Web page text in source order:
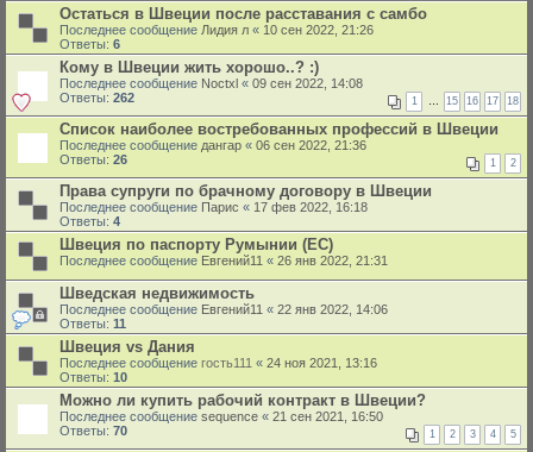
Остаться в Швеции после расставания с самбо
Последнее сообщение Лидия л « 10 сен 2022, 21:26
Ответы: 6
Кому в Швеции жить хорошо..? :)
Последнее сообщение Noctxl « 09 сен 2022, 14:08
Ответы: 262 1 … 15 16 17 18
Список наиболее востребованных профессий в Швеции
Последнее сообщение дангар « 06 сен 2022, 21:36
Ответы: 26 1 2
Права супруги по брачному договору в Швеции
Последнее сообщение Парис « 17 фев 2022, 16:18
Ответы: 4
Швеция по паспорту Румынии (ЕС)
Последнее сообщение Евгений11 « 26 янв 2022, 21:31
Шведская недвижимость
Последнее сообщение Евгений11 « 22 янв 2022, 14:06
Ответы: 11
Швеция vs Дания
Последнее сообщение гость111 « 24 ноя 2021, 13:16
Ответы: 10
Можно ли купить рабочий контракт в Швеции?
Последнее сообщение sequence « 21 сен 2021, 16:50
Ответы: 70 1 2 3 4 5